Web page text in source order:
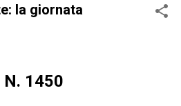
la giornata
1450